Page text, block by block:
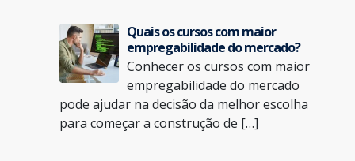
Quais os cursos com maior
empregabilidade do mercado?
Conhecer os cursos com maior
empregabilidade do mercado
pode ajudar na decisão da melhor escolha
para começar a construção de […]